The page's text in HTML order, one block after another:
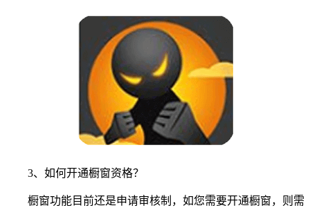
3、如何开通橱窗资格？
橱窗功能目前还是申请审核制，如您需要开通橱窗，则需